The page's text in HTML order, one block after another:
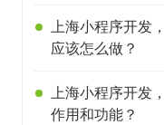
上海小程序开发
应该怎么做？
上海小程序开发
作用和功能？